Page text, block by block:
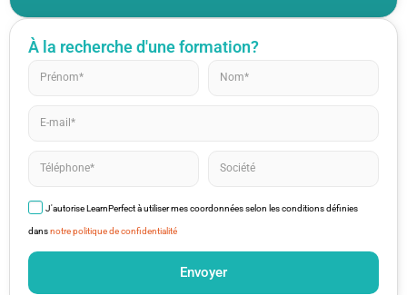
À la recherche d'une formation?
J'autorise LearnPerfect à utiliser mes coordonnées selon les conditions définies
dansnotre politique de confidentialité
Envoyer